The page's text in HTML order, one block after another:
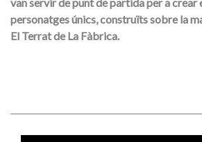
personatges únics, construïts sobre la
El Terrat de La Fàbrica.